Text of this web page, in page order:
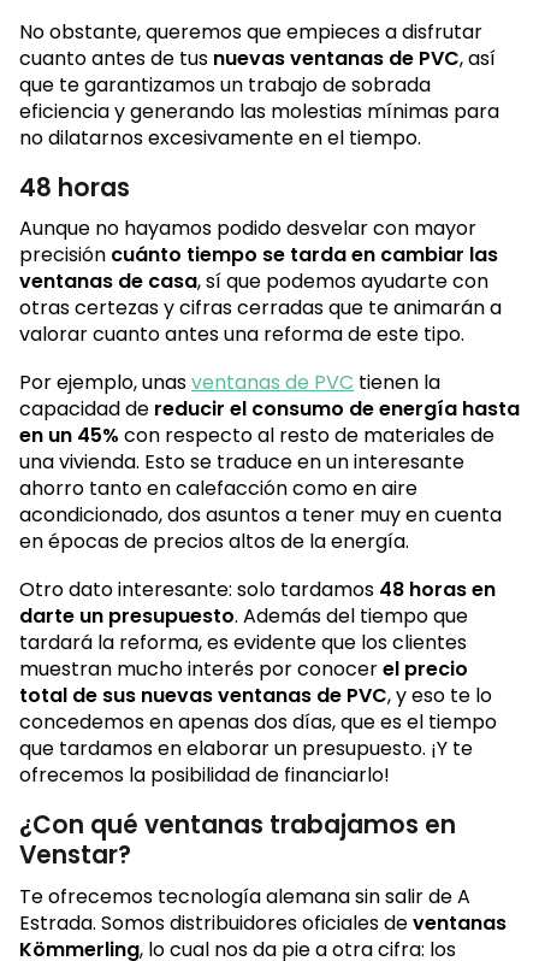
No obstante, queremos que empieces a disfrutar
cuanto antes de tus nuevas ventanas de PVC, así
que te garantizamos un trabajo de sobrada
eficiencia y generando las molestias mínimas para
no dilatarnos excesivamente en el tiempo.
48 horas
Aunque no hayamos podido desvelar con mayor
precisión cuánto tiempo se tarda en cambiar las
ventanas de casa, sí que podemos ayudarte con
otras certezas y cifras cerradas que te animarán a
valorar cuanto antes una reforma de este tipo.
Por ejemplo, unasventanas de PVC tienen la
capacidad de reducir el consumo de energía hasta
en un 45% con respecto al resto de materiales de
una vivienda. Esto se traduce en un interesante
ahorro tanto en calefacción como en aire
acondicionado, dos asuntos a tener muy en cuenta
en épocas de precios altos de la energía.
Otro dato interesante: solo tardamos 48 horas en
darte un presupuesto. Además del tiempo que
tardará la reforma, es evidente que los clientes
muestran mucho interés por conocerel precio
total de sus nuevas ventanas de PVC, y eso te lo
concedemos en apenas dos días, que es el tiempo
que tardamos en elaborar un presupuesto. ¡Y te
ofrecemos la posibilidad de financiarlo!
¿Con qué ventanas trabajamos en
Venstar?
Te ofrecemos tecnología alemana sin salir de A
Estrada. Somos distribuidores oficiales deventanas
Kömmerling, lo cual nos da pie a otra cifra: los